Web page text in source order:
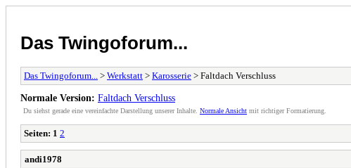
Das Twingoforum...
Das Twingoforum... > Werkstatt > Karosserie > Faltdach Verschluss
Normale Version: Faltdach Verschluss
Du siehst gerade eine vereinfachte Darstellung unserer Inhalte. Normale Ansicht mit richtiger Formatierung.
Seiten: 1 2
andi1978